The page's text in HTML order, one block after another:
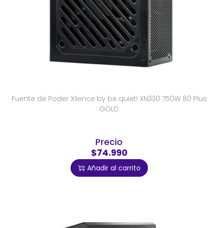
Fuente de Poder Xilence by be quiet! XN330 750W 80 Plus
GOLD
Precio
$74.990
Añadir al carrito